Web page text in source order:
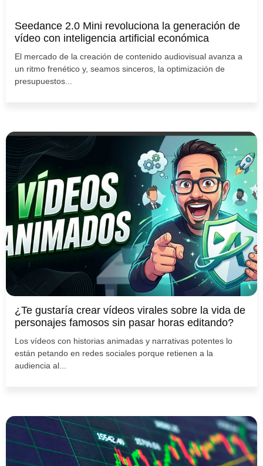
Seedance 2.0 Mini revoluciona la generación de
vídeo con inteligencia artificial económica
El mercado de la creación de contenido audiovisual avanza a
un ritmo frenético y, seamos sinceros, la optimización de
presupuestos...
¿Te gustaría crear vídeos virales sobre la vida de
personajes famosos sin pasar horas editando?
Los vídeos con historias animadas y narrativas potentes lo
están petando en redes sociales porque retienen a la
audiencia al...